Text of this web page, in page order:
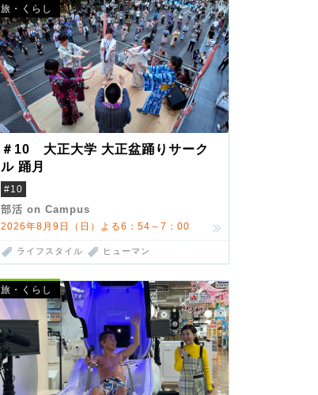
旅・くらし
＃10 大正大学 大正盆踊りサーク
ル 踊月
#10
部活 on Campus
2026年8月9日（日）よる6：54～7：00
ライフスタイル ヒューマン
旅・くらし